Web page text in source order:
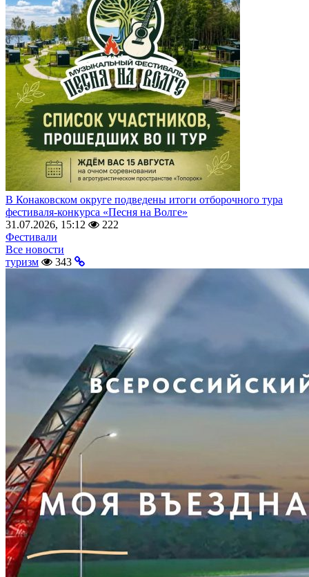
В Конаковском округе подведены итоги отборочного тура
фестиваля-конкурса «Песня на Волге»
31.07.2026, 15:12
222
Фестивали
Все новости
туризм
343